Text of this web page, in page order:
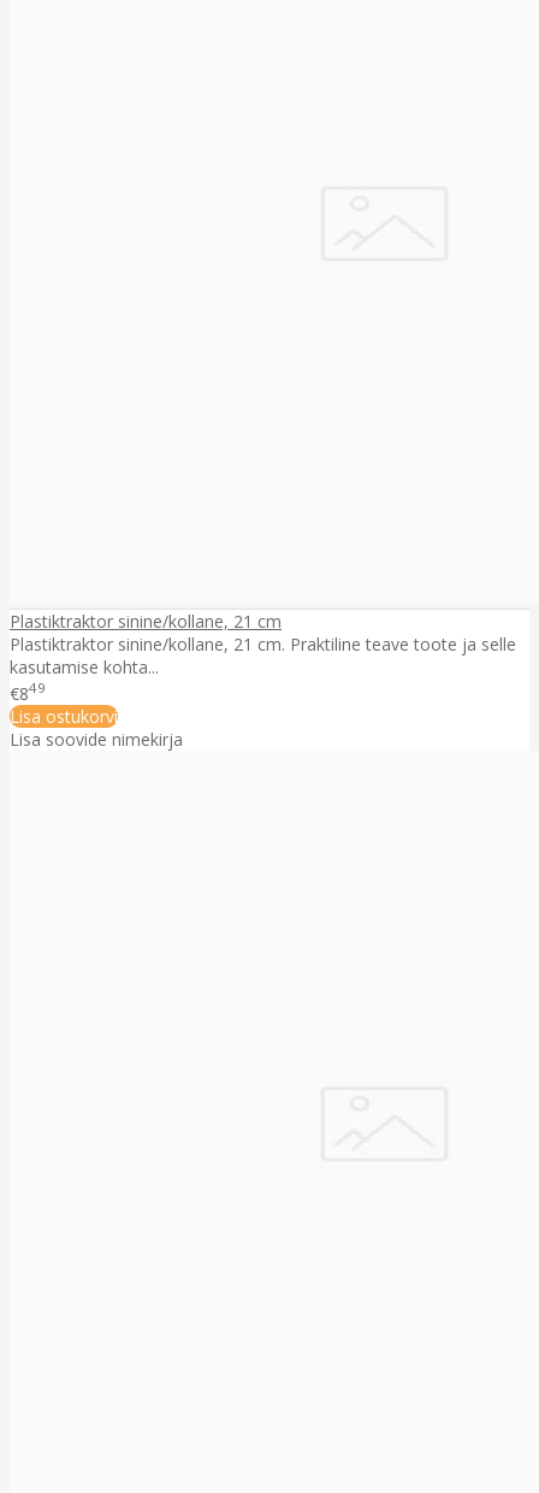
Plastiktraktor sinine/kollane, 21 cm
Plastiktraktor sinine/kollane, 21 cm. Praktiline teave toote ja selle
kasutamise kohta...
€849
Lisa ostukorvi
Lisa soovide nimekirja